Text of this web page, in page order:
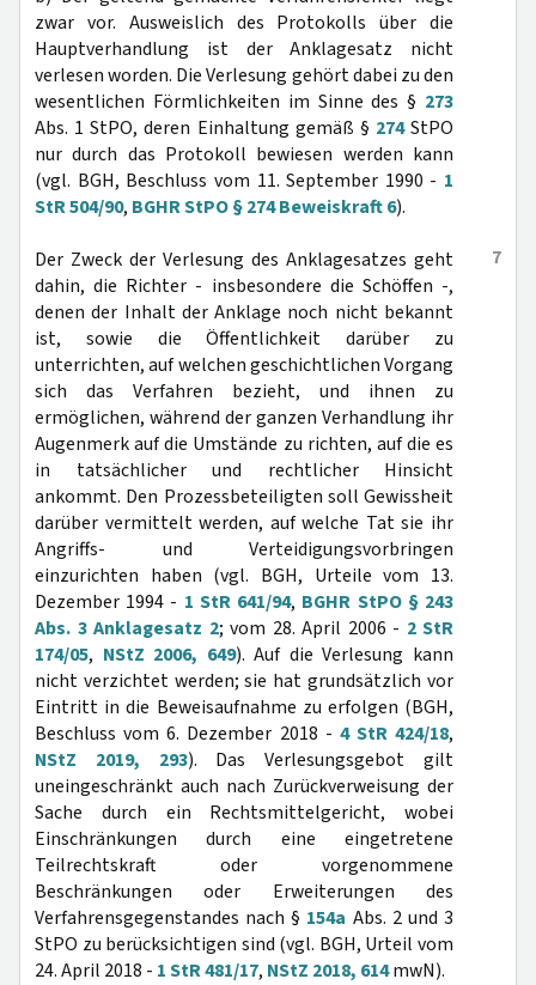
zwar vor. Ausweislich des Protokolls über die
Hauptverhandlung ist der Anklagesatz nicht
verlesen worden. Die Verlesung gehört dabei zu den
wesentlichen Förmlichkeiten im Sinne des § 273
Abs. 1 StPO, deren Einhaltung gemäß § 274StPO
nur durch das Protokoll bewiesen werden kann
(vgl. BGH, Beschluss vom 11. September 1990 - 1
StR 504/90, BGHR StPO § 274 Beweiskraft 6).
7
Der Zweck der Verlesung des Anklagesatzes geht
dahin, die Richter - insbesondere die Schöffen -,
denen der Inhalt der Anklage noch nicht bekannt
ist, sowie die Öffentlichkeit darüber zu
unterrichten, auf welchen geschichtlichen Vorgang
sich das Verfahren bezieht, und ihnen zu
ermöglichen, während der ganzen Verhandlung ihr
Augenmerk auf die Umstände zu richten, auf die es
in tatsächlicher und rechtlicher Hinsicht
ankommt. Den Prozessbeteiligten soll Gewissheit
darüber vermittelt werden, auf welche Tat sie ihr
Angriffs- und Verteidigungsvorbringen
einzurichten haben (vgl. BGH, Urteile vom 13.
Dezember 1994 - 1 StR 641/94, BGHR StPO § 243
Abs. 3 Anklagesatz 2; vom 28. April 2006 - 2 StR
174/05, NStZ 2006, 649). Auf die Verlesung kann
nicht verzichtet werden; sie hat grundsätzlich vor
Eintritt in die Beweisaufnahme zu erfolgen (BGH,
Beschluss vom 6. Dezember 2018 - 4 StR 424/18,
NStZ 2019, 293). Das Verlesungsgebot gilt
uneingeschränkt auch nach Zurückverweisung der
Sache durch ein Rechtsmittelgericht, wobei
Einschränkungen durch eine eingetretene
Teilrechtskraft oder vorgenommene
Beschränkungen oder Erweiterungen des
Verfahrensgegenstandes nach § 154a Abs. 2 und 3
StPO zu berücksichtigen sind (vgl. BGH, Urteil vom
24. April 2018 - 1 StR 481/17, NStZ 2018, 614mwN).